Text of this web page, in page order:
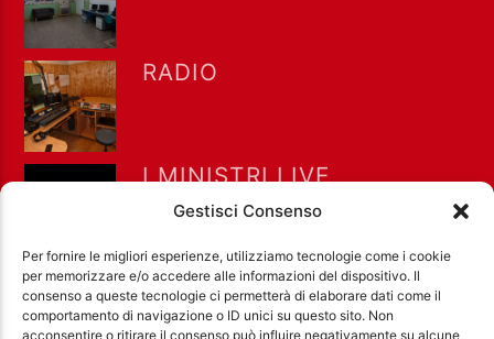
Gestisci Consenso
Per fornire le migliori esperienze, utilizziamo tecnologie come i cookie
per memorizzare e/o accedere alle informazioni del dispositivo. Il
consenso a queste tecnologie ci permetterà di elaborare dati come il
comportamento di navigazione o ID unici su questo sito. Non
acconsentire o ritirare il consenso può influire negativamente su alcune
RADIO
I MINISTRI LIVE
@HACIENDA